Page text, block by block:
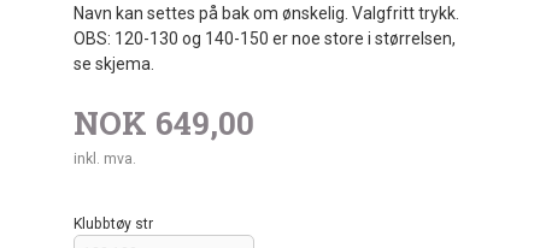
Navn kan settes på bak om ønskelig. Valgfritt trykk.
OBS: 120-130 og 140-150 er noe store i størrelsen,
se skjema.
NOK 649,00
inkl. mva.
Klubbtøy str